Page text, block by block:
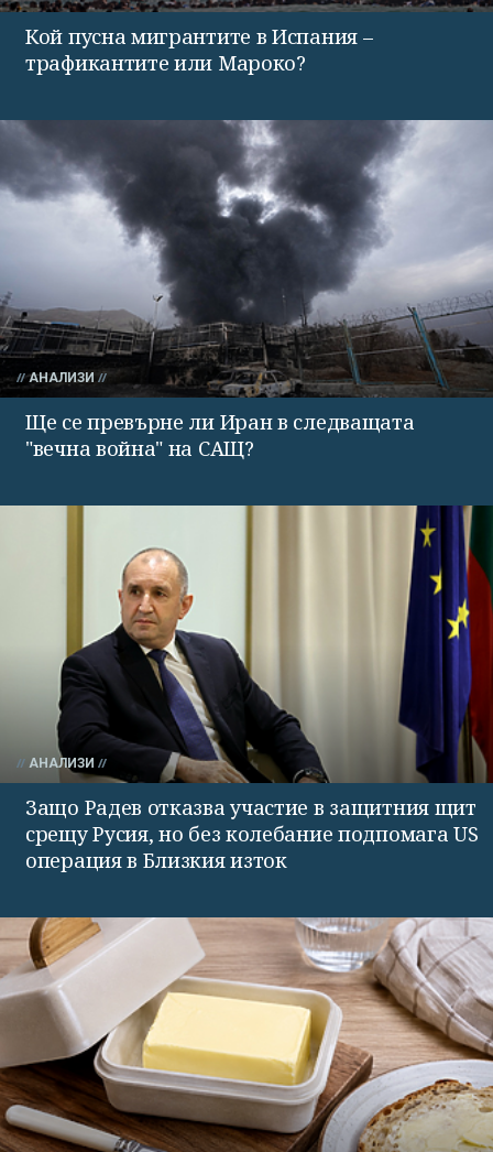
Кой пусна мигрантите в Испания –
трафикантите или Мароко?
АНАЛИЗИ
Ще се превърне ли Иран в следващата
"вечна война" на САЩ?
АНАЛИЗИ
Защо Радев отказва участие в защитния щит
срещу Русия, но без колебание подпомага US
операция в Близкия изток